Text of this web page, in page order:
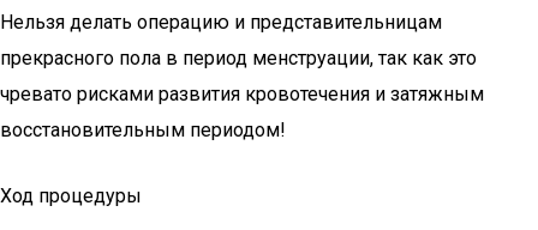
Нельзя делать операцию и представительницам
прекрасного пола в период менструации, так как это
чревато рисками развития кровотечения и затяжным
восстановительным периодом!
Ход процедуры